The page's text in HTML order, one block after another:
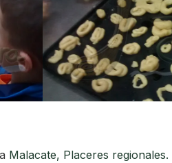
Malacate, Placeres regionales.